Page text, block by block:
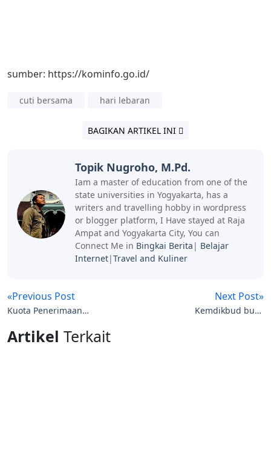
sumber: https://kominfo.go.id/
cuti bersama hari lebaran
BAGIKAN ARTIKEL INI
Topik Nugroho, M.Pd.
Iam a master of education from one of the
state universities in Yogyakarta, has a
writers and travelling hobby in wordpress
or blogger platform, I Have stayed at Raja
Ampat and Yogyakarta City, You can
Connect Me in Bingkai Berita | Belajar
Internet|Travel and Kuliner
«Previous Post
Kuota Penerimaan
2027
Next Post»
Kemdikbud buka
Artikel Terkait